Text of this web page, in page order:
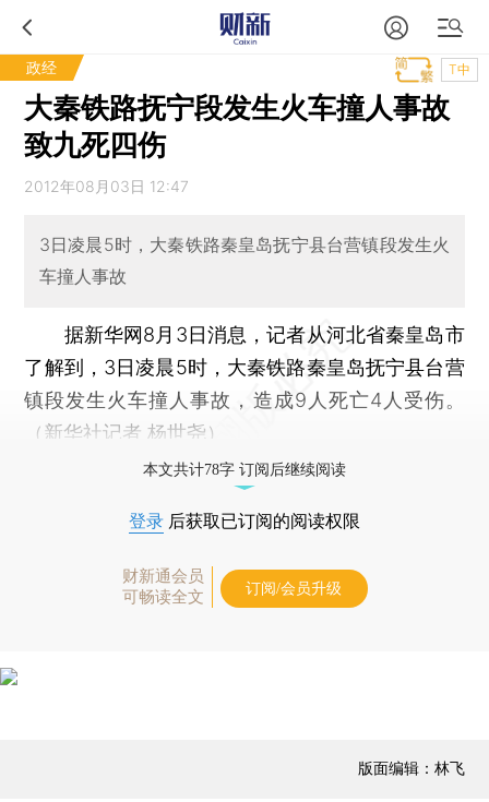
政经 T中
大秦铁路抚宁段发生火车撞人事故
致九死四伤
2012年08月03日 12:47
3日凌晨5时，大秦铁路秦皇岛抚宁县台营镇段发生火
车撞人事故
据新华网8月3日消息，记者从河北省秦皇岛市
了解到，3日凌晨5时，大秦铁路秦皇岛抚宁县台营
镇段发生火车撞人事故，造成9人死亡4人受伤。
（新华社记者 杨世尧）
本文共计78字 订阅后继续阅读
登录 后获取已订阅的阅读权限
财新通会员
可畅读全文
订阅/会员升级
版面编辑：林飞